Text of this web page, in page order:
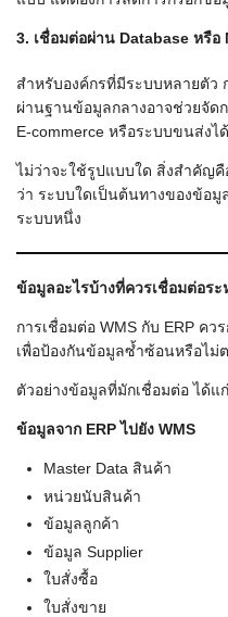
3. เชื่อมต่อผ่าน Database หรือ
สำหรับองค์กรที่มีระบบหลายตัว
ผ่านฐานข้อมูลกลางอาจช่วยจัดก
E-commerce หรือระบบขนส่ง
ไม่ว่าจะใช้รูปแบบใด สิ่งสำคัญ
ว่า ระบบใดเป็นต้นทางของข้อ
ระบบหนึ่ง
ข้อมูลอะไรบ้างที่ควรเชื่อมต่อระ
การเชื่อมต่อ WMS กับ ERP ค
เพื่อป้องกันข้อมูลซ้ำซ้อนหรือไม่
ตัวอย่างข้อมูลที่มักเชื่อมต่อ ได้แก่
ข้อมูลจาก ERPไปยัง WMS
Master Data สินค้า
หน่วยนับสินค้า
ข้อมูลลูกค้า
ข้อมูล Supplier
ใบสั่งซื้อ
ใบสั่งขาย